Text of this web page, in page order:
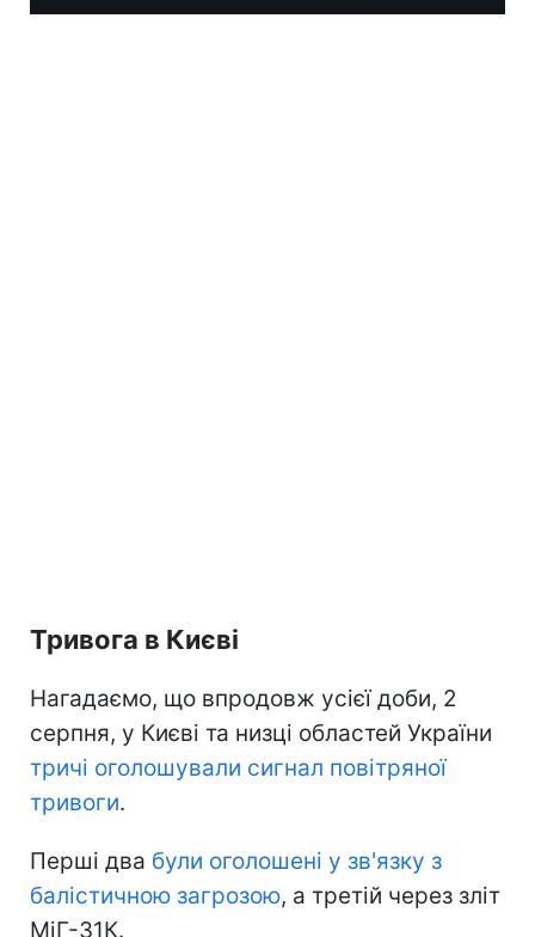
Тривога в Києві
Нагадаємо, що впродовж усієї доби, 2
серпня, у Києві та низці областей України
тричі оголошували сигнал повітряної
тривоги.
Перші два були оголошені у зв'язку з
балістичною загрозою, а третій через зліт
МіГ-31К.